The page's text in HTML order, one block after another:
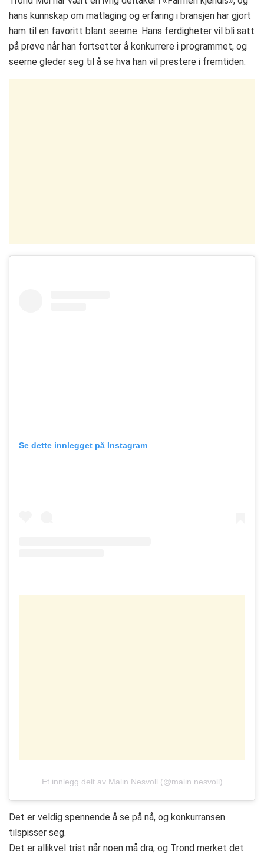
hans kunnskap om matlaging og erfaring i bransjen har gjort
ham til en favoritt blant seerne. Hans ferdigheter vil bli satt
på prøve når han fortsetter å konkurrere i programmet, og
seerne gleder seg til å se hva han vil prestere i fremtiden.
Se dette innlegget på Instagram
Et innlegg delt av Malin Nesvoll (@malin.nesvoll)
Det er veldig spennende å se på nå, og konkurransen
tilspisser seg.
Det er allikvel trist når noen må dra, og Trond merket det